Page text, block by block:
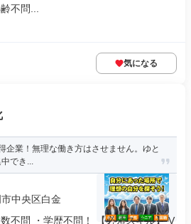
不問...
気になる
企業！無理な働き方はさせません。ゆと
でき...
中央区白金
不問 ・学歴不問！ 【必須スキル】 V